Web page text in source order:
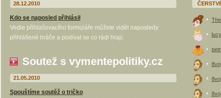
28.12.2010
Kdo se naposled přihlásil
Vedle přihlašovacího formuláře můžete vidět naposledy
přihlášené hráče a podívat se co rádi hrají.
Soutež s vymentepolitiky.cz
21.05.2010
Spouštíme soutěž o tričko